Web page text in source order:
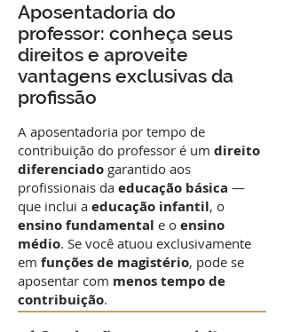
Aposentadoria do
professor: conheça seus
direitos e aproveite
vantagens exclusivas da
profissão
A aposentadoria por tempo de
contribuição do professor é um direito
diferenciado garantido aos
profissionais da educação básica —
que inclui a educação infantil, o
ensino fundamental e o ensino
médio. Se você atuou exclusivamente
em funções de magistério, pode se
aposentar com menos tempo de
contribuição.